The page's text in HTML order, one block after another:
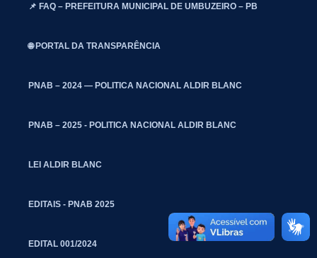
📌 FAQ – PREFEITURA MUNICIPAL DE UMBUZEIRO – PB
🌐 PORTAL DA TRANSPARÊNCIA
PNAB – 2024 — POLITICA NACIONAL ALDIR BLANC
PNAB – 2025 - POLITICA NACIONAL ALDIR BLANC
LEI ALDIR BLANC
EDITAIS - PNAB 2025
EDITAL 001/2024